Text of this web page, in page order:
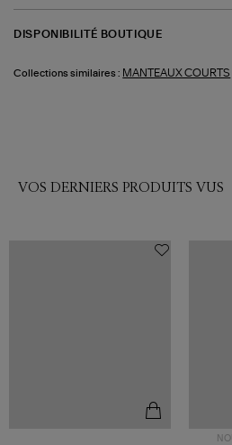
DISPONIBILITÉ BOUTIQUE
Collections similaires : MANTEAUX COURTS
VOS DERNIERS PRODUITS VUS